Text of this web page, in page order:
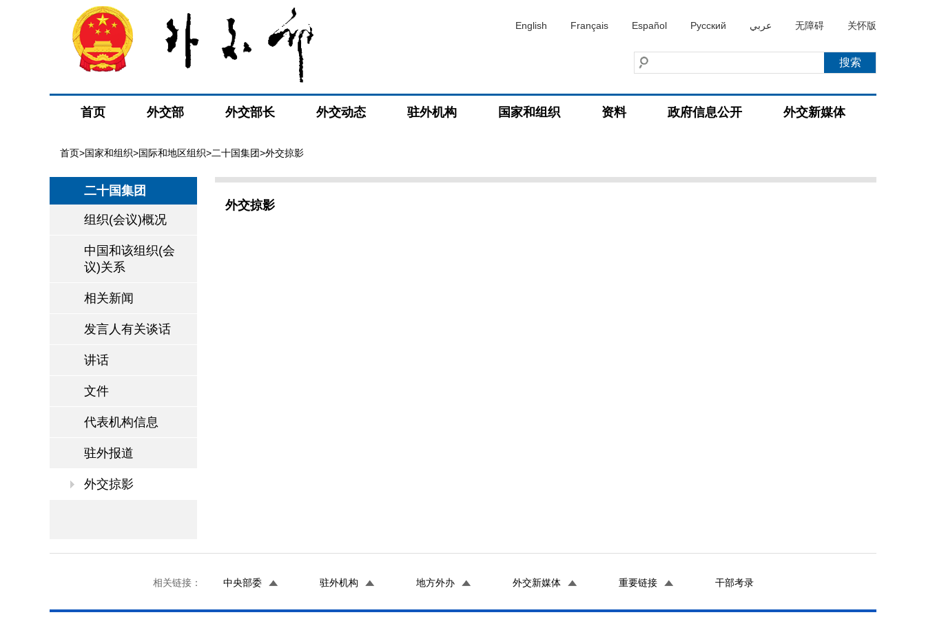
English Français Español Русский عربي 无障碍 关怀版
首页 外交部 外交部长 外交动态 驻外机构 国家和组织 资料 政府信息公开 外交新媒体
首页>国家和组织>国际和地区组织>二十国集团>外交掠影
二十国集团
组织(会议)概况
中国和该组织(会
议)关系
相关新闻
发言人有关谈话
讲话
文件
代表机构信息
驻外报道
外交掠影
外交掠影
相关链接： 中央部委 驻外机构 地方外办 外交新媒体 重要链接 干部考录